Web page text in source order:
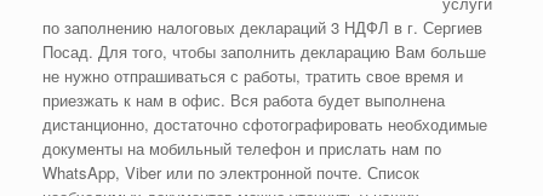
по заполнению налоговых деклараций 3 НДФЛ в г. Сергиев
Посад. Для того, чтобы заполнить декларацию Вам больше
не нужно отпрашиваться с работы, тратить свое время и
приезжать к нам в офис. Вся работа будет выполнена
дистанционно, достаточно сфотографировать необходимые
документы на мобильный телефон и прислать нам по
WhatsApp, Viber или по электронной почте. Список